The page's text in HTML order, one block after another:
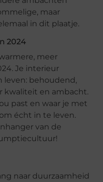
maar
in dit plaatje.
2024
meer
Je interieur
leven: behoudend,
kwaliteit en ambacht.
past en waar je met
écht in te leven.
van de
naar duurzaamheid